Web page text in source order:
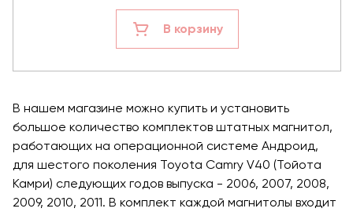
В корзину
В нашем магазине можно купить и установить
большое количество комплектов штатных магнитол,
работающих на операционной системе Андроид,
для шестого поколения Toyota Camry V40 (Тойота
Камри) следующих годов выпуска - 2006, 2007, 2008,
2009, 2010, 2011. В комплект каждой магнитолы входит